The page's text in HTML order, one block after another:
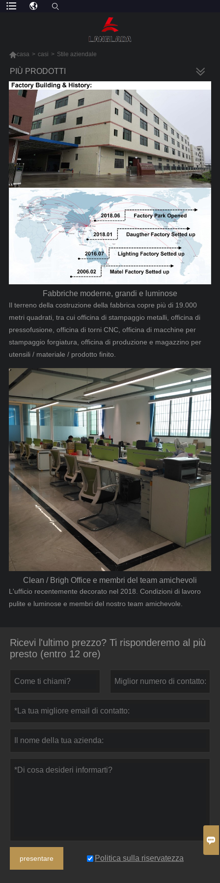
casa > casi > Stile aziendale
PIÙ PRODOTTI
Fabbriche moderne, grandi e luminose
Il terreno della costruzione della fabbrica copre più di 19.000
metri quadrati, tra cui officina di stampaggio metalli, officina di
pressofusione, officina di torni CNC, officina di macchine per
stampaggio forgiatura, officina di produzione e magazzino per
utensili / materiale / prodotto finito.
Clean / Brigh Office e membri del team amichevoli
L'ufficio recentemente decorato nel 2018. Condizioni di lavoro
pulite e luminose e membri del nostro team amichevole.
Ricevi l'ultimo prezzo? Ti risponderemo al più
presto (entro 12 ore)
presentare Politica sulla riservatezza
